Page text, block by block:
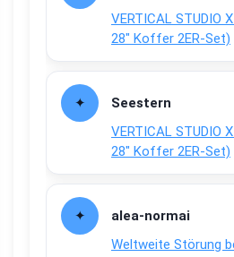
VERTICAL STUDIO
28″ Koffer 2ER-Set)
Seestern
VERTICAL STUDIO
28″ Koffer 2ER-Set)
alea-normai
Weltweite Störung